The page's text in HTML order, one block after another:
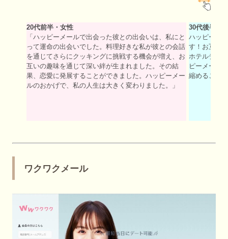
20代前半・女性
「ハッピーメールで出会った彼との出会いは、私にと
って運命の出会いでした。料理好きな私が彼との会話
を通じてさらにクッキングに挑戦する機会が増え、お
互いの趣味を通じて深い絆が生まれました。その結
果、恋愛に発展することができました。ハッピーメー
ルのおかげで、私の人生は大きく変わりました。」
30代後半・
ハッピーメ
す！お互い
ホテルデー
ピーメール
縮めること
ワクワクメール